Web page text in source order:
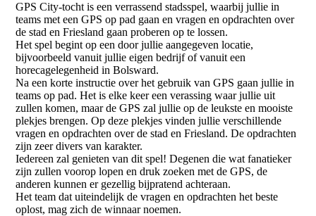
GPS City-tocht is een verrassend stadsspel, waarbij jullie in
teams met een GPS op pad gaan en vragen en opdrachten over
de stad en Friesland gaan proberen op te lossen.
Het spel begint op een door jullie aangegeven locatie,
bijvoorbeeld vanuit jullie eigen bedrijf of vanuit een
horecagelegenheid in Bolsward.
Na een korte instructie over het gebruik van GPS gaan jullie in
teams op pad. Het is elke keer een verassing waar jullie uit
zullen komen, maar de GPS zal jullie op de leukste en mooiste
plekjes brengen. Op deze plekjes vinden jullie verschillende
vragen en opdrachten over de stad en Friesland. De opdrachten
zijn zeer divers van karakter.
Iedereen zal genieten van dit spel! Degenen die wat fanatieker
zijn zullen voorop lopen en druk zoeken met de GPS, de
anderen kunnen er gezellig bijpratend achteraan.
Het team dat uiteindelijk de vragen en opdrachten het beste
oplost, mag zich de winnaar noemen.